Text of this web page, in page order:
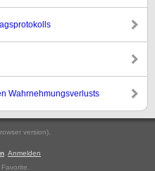
Wahrnehmungsverlusts
version).
Anmelden